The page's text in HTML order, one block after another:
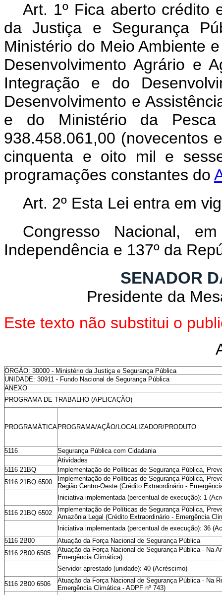
Art. 1º Fica aberto crédito
da Justiça e Segurança
Ministério do Meio Ambiente
Desenvolvimento Agrário e
Integração e do
Desenvolvimento e
e do Ministério da
938.458.061,00 (novecentos
cinquenta e oito mil e
programações constantes do
Art. 2º Esta Lei entra em
Congresso Nacional,
Independência e 137º da
SENADOR
Presidente da
Este texto não substitui o
ÓRGÃO: 30000 - Ministério da Justiça e Segurança Pública
UNIDADE: 30911 - Fundo Nacional de Segurança Pública
ANEXO
PROGRAMA DE TRABALHO (APLICAÇÃO)
PROGRAMÁTICA PROGRAMA/AÇÃO/LOCALIZADOR/PRODUTO
5116
Segurança Pública com Cidadania
Atividades
5116 21BQ
Implementação de Políticas de Segurança Pública,
5116 21BQ 6500
Implementação de Políticas de Segurança Pública,
Região Centro-Oeste (Crédito Extraordinário -
Iniciativa implementada (percentual de execução): 1
5116 21BQ 6502
Implementação de Políticas de Segurança Pública,
Amazônia Legal (Crédito Extraordinário - Emergência
Iniciativa implementada (percentual de execução): 36
5116 2B00
Atuação da Força Nacional de Segurança Pública
5116 2B00 6505
Atuação da Força Nacional de Segurança Pública - Na
Emergência Climática)
Servidor aprestado (unidade): 40 (Acréscimo)
5116 2B00 6506
Atuação da Força Nacional de Segurança Pública - Na
Emergência Climática - ADPF nº 743)